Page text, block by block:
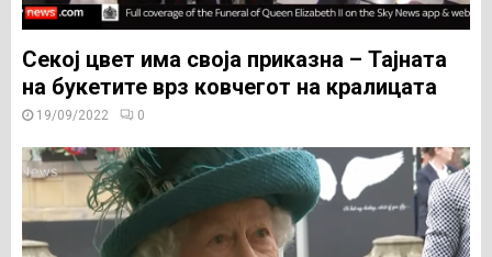
Секој цвет има своја приказна – Тајната
на букетите врз ковчегот на кралицата
19/09/2022 0